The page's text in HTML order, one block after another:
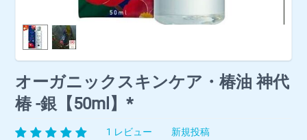
オーガニックスキンケア・椿油 神代
椿 -銀【50ml】*
1 レビュー 新規投稿